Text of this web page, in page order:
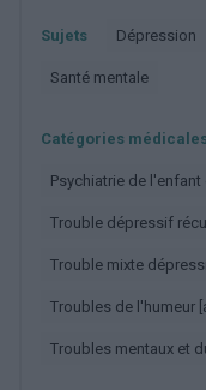
Sujets Dépression
Santé mentale
Catégories médicales
Psychiatrie de
Trouble dépressif
Trouble mixte
Troubles de l'humeur
Troubles mentaux et